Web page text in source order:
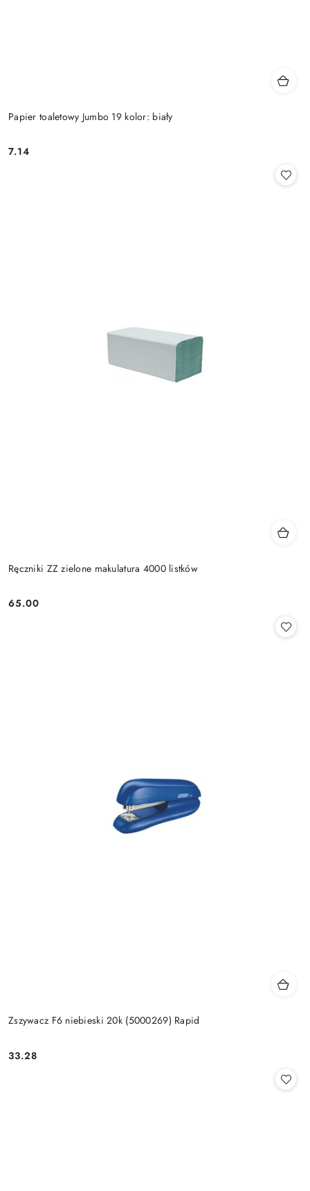
Papier toaletowy Jumbo 19 kolor: biały
Cena:
7.14
Ręczniki ZZ zielone makulatura 4000 listków
Cena:
65.00
Zszywacz F6 niebieski 20k (5000269) Rapid
Cena:
33.28